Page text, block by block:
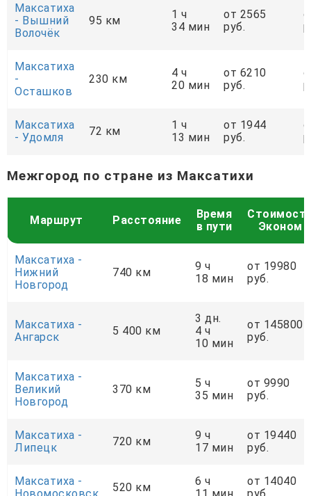
Максатиха
- Вышний
Волочёк
95 км
1 ч
34 мин
от 2565
руб.
Максатиха
-
Осташков
230 км
4 ч
20 мин
от 6210
руб.
Максатиха
- Удомля
72 км
1 ч
13 мин
от 1944
руб.
Межгород по стране из Максатихи
Маршрут Расстояние
Время
в пути
Эконом
Максатиха -
Нижний
Новгород
740 км
9 ч
18 мин
от 19980
руб.
Максатиха -
Ангарск
5 400 км
3 дн.
4 ч
10 мин
от 145800
руб.
Максатиха -
Великий
Новгород
370 км
5 ч
35 мин
от 9990
руб.
Максатиха -
Липецк
720 км
9 ч
17 мин
от 19440
руб.
Максатиха -
520 км
6 ч
от 14040